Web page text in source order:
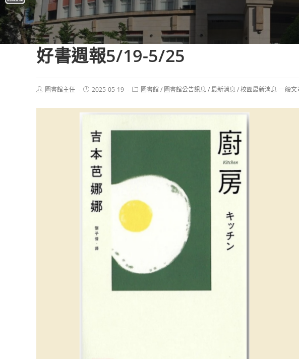
好書週報5/19-5/25
Post圖書館主任
Post2025-05-19
Post圖書館/ 圖書館公告訊息 /最新消息 /校園最新消息-一般文